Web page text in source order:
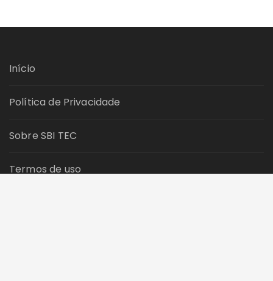
Início
Política de Privacidade
Sobre SBI TEC
Termos de uso